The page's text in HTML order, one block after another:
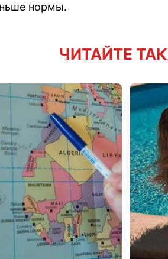
нормы.
ЧИТАЙТЕ